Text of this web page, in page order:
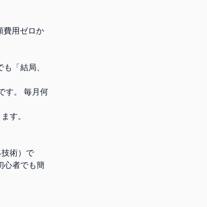
費用ゼロか
「結局、
す。 毎月何
す。
術）で
心者でも簡